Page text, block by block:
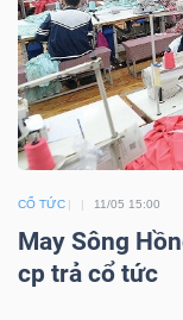
CỔ TỨC 11/05 15:00
May Sông
cp trả cổ tức
CÔNG
CỤ
ĐẦU
TƯ
TRUY